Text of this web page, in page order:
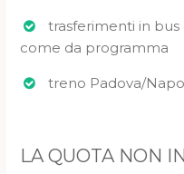
trasferimenti in
come da programma
treno Padova/
LA QUOTA NON